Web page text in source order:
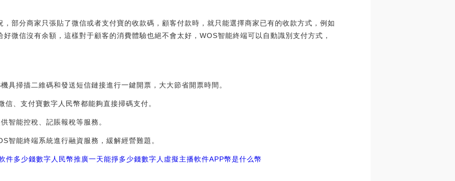
，部分商家只張貼了微信或者支付寶的收款碼，顧客付款時，就只能選擇商家已有的收款方式，例如
微信沒有余額，這樣對于顧客的消費體驗也絕不會太好，WOS智能終端可以自動識別支付方式，
具掃描二維碼和發送短信鏈接進行一鍵開票，大大節省開票時間。
、支付寶數字人民幣都能夠直接掃碼支付。
智能控稅、記賬報稅等服務。
智能終端系統進行融資服務，緩解經營難題。
件多少錢數字人民幣推廣一天能掙多少錢數字人虛擬主播軟件APP幣是什么幣